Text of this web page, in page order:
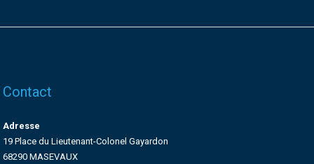
Contact
Adresse
19 Place du Lieutenant-Colonel Gayardon
68290 MASEVAUX